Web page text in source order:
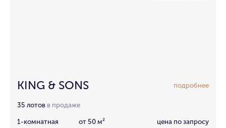
KING & SONS подробнее
35 лотов в продаже
1-комнатная от 50 м² цена по запросу